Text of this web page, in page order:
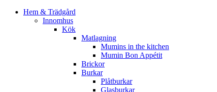
Hem & Trädgård
Innomhus
Kök
Matlagning
Mumins in the kitchen
Mumin Bon Appétit
Brickor
Burkar
Plåtburkar
Glasburkar